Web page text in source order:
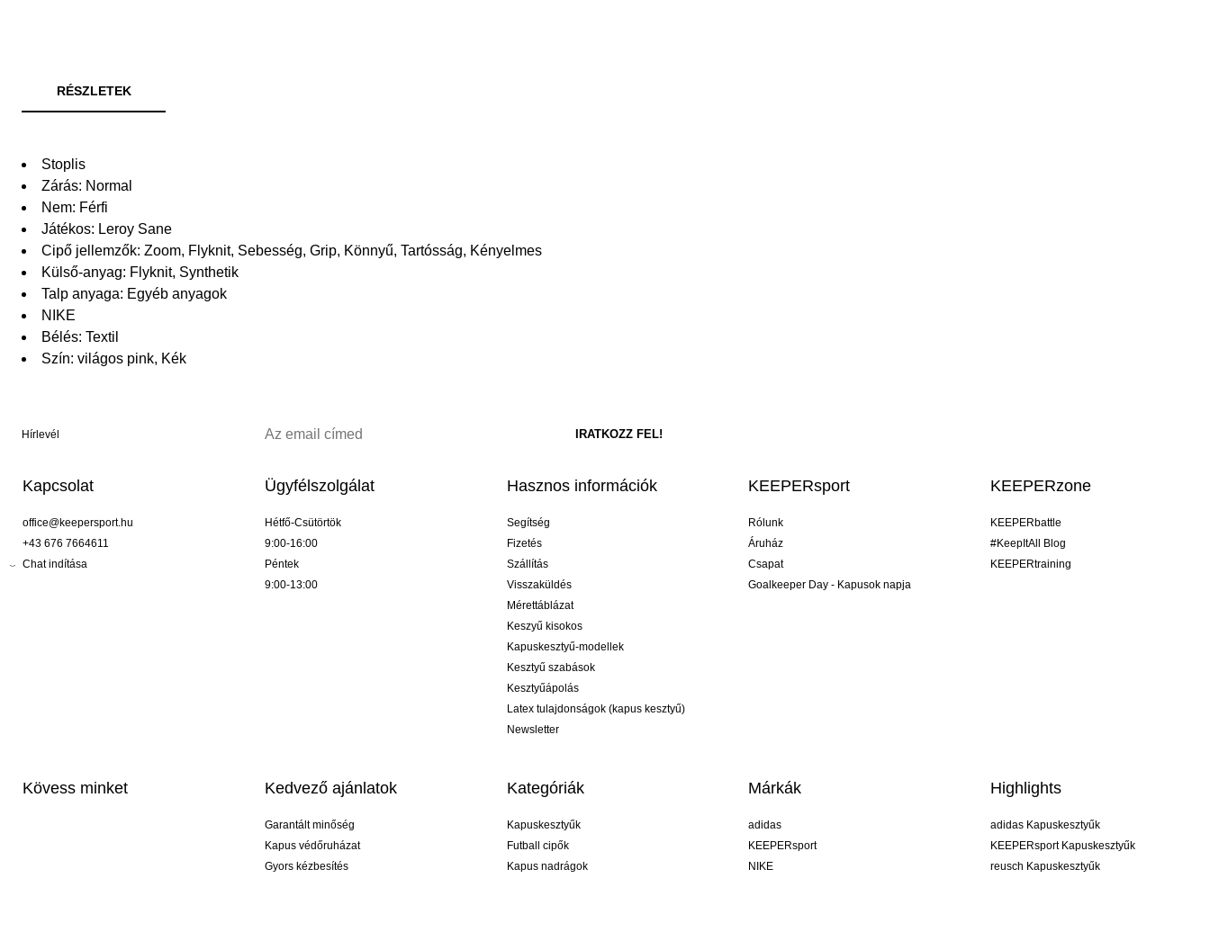
RÉSZLETEK
Stoplis
Zárás: Normal
Nem: Férfi
Játékos: Leroy Sane
Cipő jellemzők: Zoom, Flyknit, Sebesség, Grip, Könnyű, Tartósság, Kényelmes
Külső-anyag: Flyknit, Synthetik
Talp anyaga: Egyéb anyagok
NIKE
Bélés: Textil
Szín: világos pink, Kék
Hírlevél
Kapcsolat
office@keepersport.hu
+43 676 7664611
Chat indítása
Ügyfélszolgálat
Hétfő-Csütörtök
9:00-16:00
Péntek
9:00-13:00
Hasznos információk
Segítség
Fizetés
Szállítás
Visszaküldés
Mérettáblázat
Keszyű kisokos
Kapuskesztyű-modellek
Kesztyű szabások
Kesztyűápolás
Latex tulajdonságok (kapus kesztyű)
Newsletter
KEEPERsport
Rólunk
Áruház
Csapat
Goalkeeper Day - Kapusok napja
KEEPERzone
KEEPERbattle
#KeepItAll Blog
KEEPERtraining
Kövess minket Kedvező ajánlatok
Garantált minőség
Kapus védőruházat
Gyors kézbesítés
Kategóriák
Kapuskesztyűk
Futball cipők
Kapus nadrágok
Márkák
adidas
KEEPERsport
NIKE
Highlights
adidas Kapuskesztyűk
KEEPERsport Kapuskesztyűk
reusch Kapuskesztyűk